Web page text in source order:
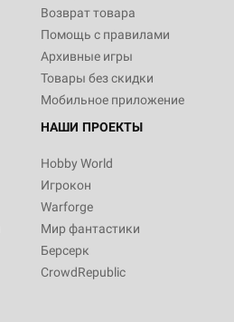
Возврат товара
Помощь с правилами
Архивные игры
Товары без скидки
Мобильное приложение
НАШИ ПРОЕКТЫ
Hobby World
Игрокон
Warforge
Мир фантастики
Берсерк
CrowdRepublic